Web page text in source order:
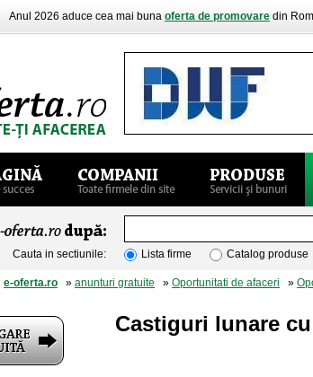
Anul 2026 aduce cea mai buna oferta de promovare din
Cauta in sectiunile: Lista firme Catalog produse
e-oferta.ro » anunturi gratuite » Oportunitati de afaceri »
Castiguri lunare